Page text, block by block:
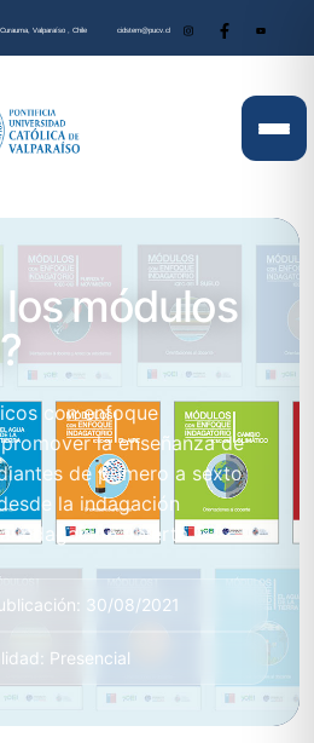
Valparaíso , Chile cidstem@pucv.cl
módulos
con enfoque
la enseñanza de
de primero a sexto
la indagación
indagación abierta.
30/08/2021
Presencial